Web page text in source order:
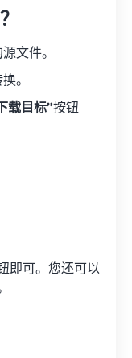
文件。
。
载目标”按钮
即可。您还可以